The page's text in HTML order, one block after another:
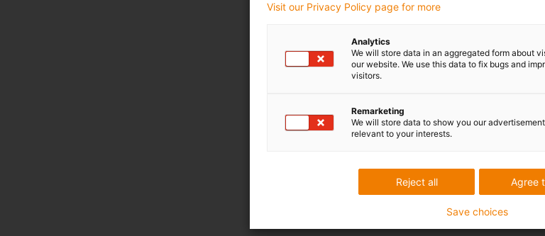
Visit our Privacy Policy page for more
Analytics
We will store data in an aggregated form about
our website. We use this data to fix bugs and
visitors.
Remarketing
We will store data to show you our
relevant to your interests.
Agree
Reject all
Save choices